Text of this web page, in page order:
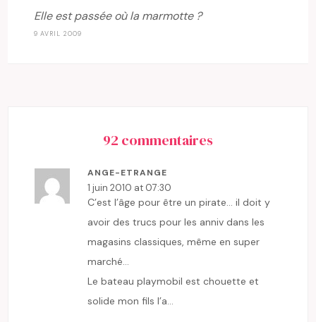
Elle est passée où la marmotte ?
9 AVRIL 2009
92 commentaires
ANGE-ETRANGE
1 juin 2010 at 07:30
C’est l’âge pour être un pirate… il doit y
avoir des trucs pour les anniv dans les
magasins classiques, même en super
marché…
Le bateau playmobil est chouette et
solide mon fils l’a…